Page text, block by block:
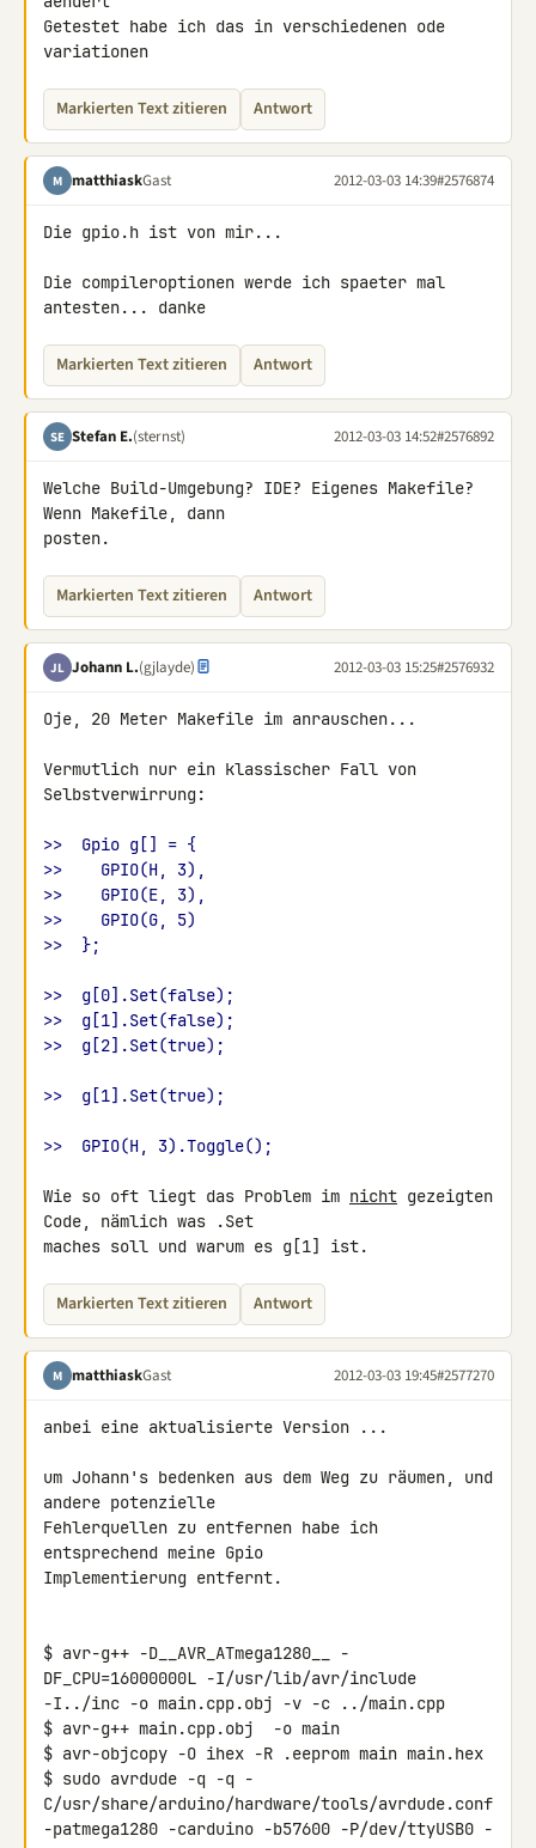
Getestet habe ich das in verschiedenen ode
variationen
Markierten Text zitieren Antwort
M matthiaskGast 2012-03-03 14:39#2576874
Die gpio.h ist von mir...
Die compileroptionen werde ich spaeter mal
antesten... danke
Markierten Text zitieren Antwort
SE Stefan E.(sternst) 2012-03-03 14:52#2576892
Welche Build-Umgebung? IDE? Eigenes Makefile?
Wenn Makefile, dann
posten.
Markierten Text zitieren Antwort
JL Johann L.(gjlayde) 2012-03-03 15:25#2576932
Oje, 20 Meter Makefile im anrauschen...
Vermutlich nur ein klassischer Fall von
Selbstverwirrung:
>>  Gpio g[] = {
>>    GPIO(H, 3),
>>    GPIO(E, 3),
>>    GPIO(G, 5)
>>  };
>>  g[0].Set(false);
>>  g[1].Set(false);
>>  g[2].Set(true);
>>  g[1].Set(true);
>>  GPIO(H, 3).Toggle();
Wie so oft liegt das Problem im nicht gezeigten
Code, nämlich was .Set
maches soll und warum es g[1] ist.
Markierten Text zitieren Antwort
M matthiaskGast 2012-03-03 19:45#2577270
anbei eine aktualisierte Version ...
um Johann's bedenken aus dem Weg zu räumen, und
andere potenzielle
Fehlerquellen zu entfernen habe ich
entsprechend meine Gpio
Implementierung entfernt.
$ avr-g++ -D__AVR_ATmega1280__ -
DF_CPU=16000000L -I/usr/lib/avr/include
-I../inc -o main.cpp.obj -v -c ../main.cpp
$ avr-g++ main.cpp.obj  -o main
$ avr-objcopy -O ihex -R .eeprom main main.hex
$ sudo avrdude -q -q -
C/usr/share/arduino/hardware/tools/avrdude.conf
-patmega1280 -carduino -b57600 -P/dev/ttyUSB0 -